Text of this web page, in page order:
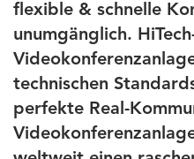
flexible & schnelle
unumgänglich.
technischen
perfekte Real-